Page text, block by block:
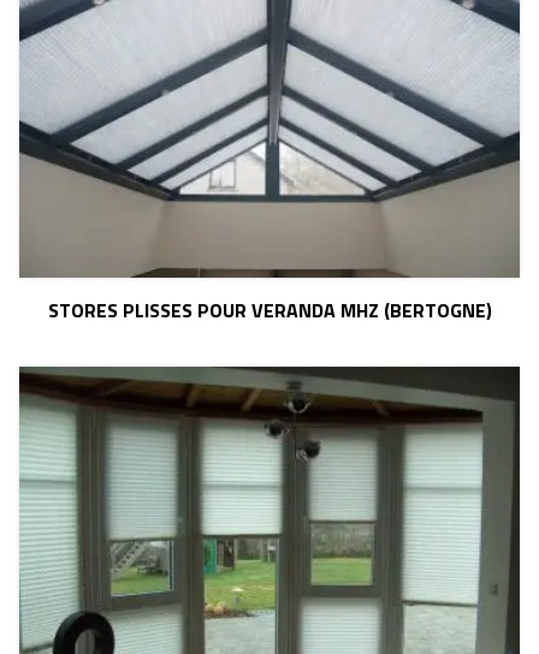
STORES PLISSES POUR VERANDA MHZ (BERTOGNE)